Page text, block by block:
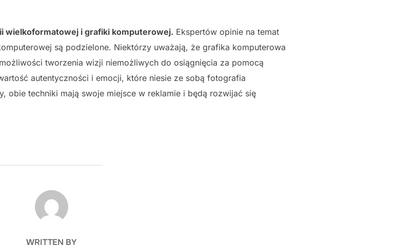
wielkoformatowej i grafiki komputerowej. Ekspertów opinie na temat
są podzielone. Niektórzy uważają, że grafika komputerowa
tworzenia wizji niemożliwych do osiągnięcia za pomocą
autentyczności i emocji, które niesie ze sobą fotografia
obie techniki mają swoje miejsce w reklamie i będą rozwijać się
POST AUTHOR
WRITTEN BY